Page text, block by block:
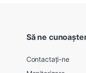
Să ne
Contactați-ne